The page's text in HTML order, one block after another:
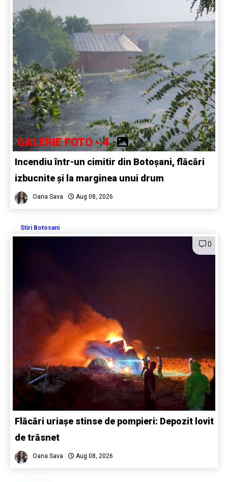
GALERIE FOTO - 4
Incendiu într-un cimitir din Botoșani, flăcări
izbucnite și la marginea unui drum
Oana Sava Aug 08, 2026
Stiri Botosani
0
Flăcări uriașe stinse de pompieri: Depozit lovit
de trăsnet
Oana Sava Aug 08, 2026